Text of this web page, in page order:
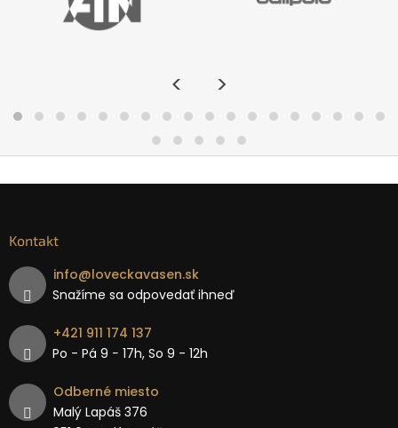
< >
Kontakt
info@loveckavasen.sk
Snažíme sa odpovedať ihneď
+421 911 174 137
Po - Pá 9 − 17h, So 9 - 12h
Odberné miesto
Malý Lapáš 376